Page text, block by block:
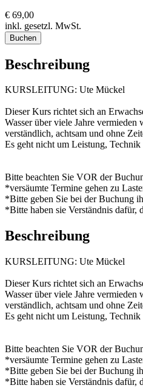
€ 69,00
inkl. gesetzl. MwSt.
Buchen
Beschreibung
KURSLEITUNG: Ute Mückel
Dieser Kurs richtet sich an
Wasser über viele Jahre
verständlich, achtsam und ohne
Es geht nicht um Leistung,
Bitte beachten Sie VOR der
*versäumte Termine gehen zu
*Bitte geben Sie bei der Buchung
*Bitte haben sie Verständnis
Beschreibung
KURSLEITUNG: Ute Mückel
Dieser Kurs richtet sich an
Wasser über viele Jahre
verständlich, achtsam und ohne
Es geht nicht um Leistung,
Bitte beachten Sie VOR der
*versäumte Termine gehen zu
*Bitte geben Sie bei der Buchung
*Bitte haben sie Verständnis